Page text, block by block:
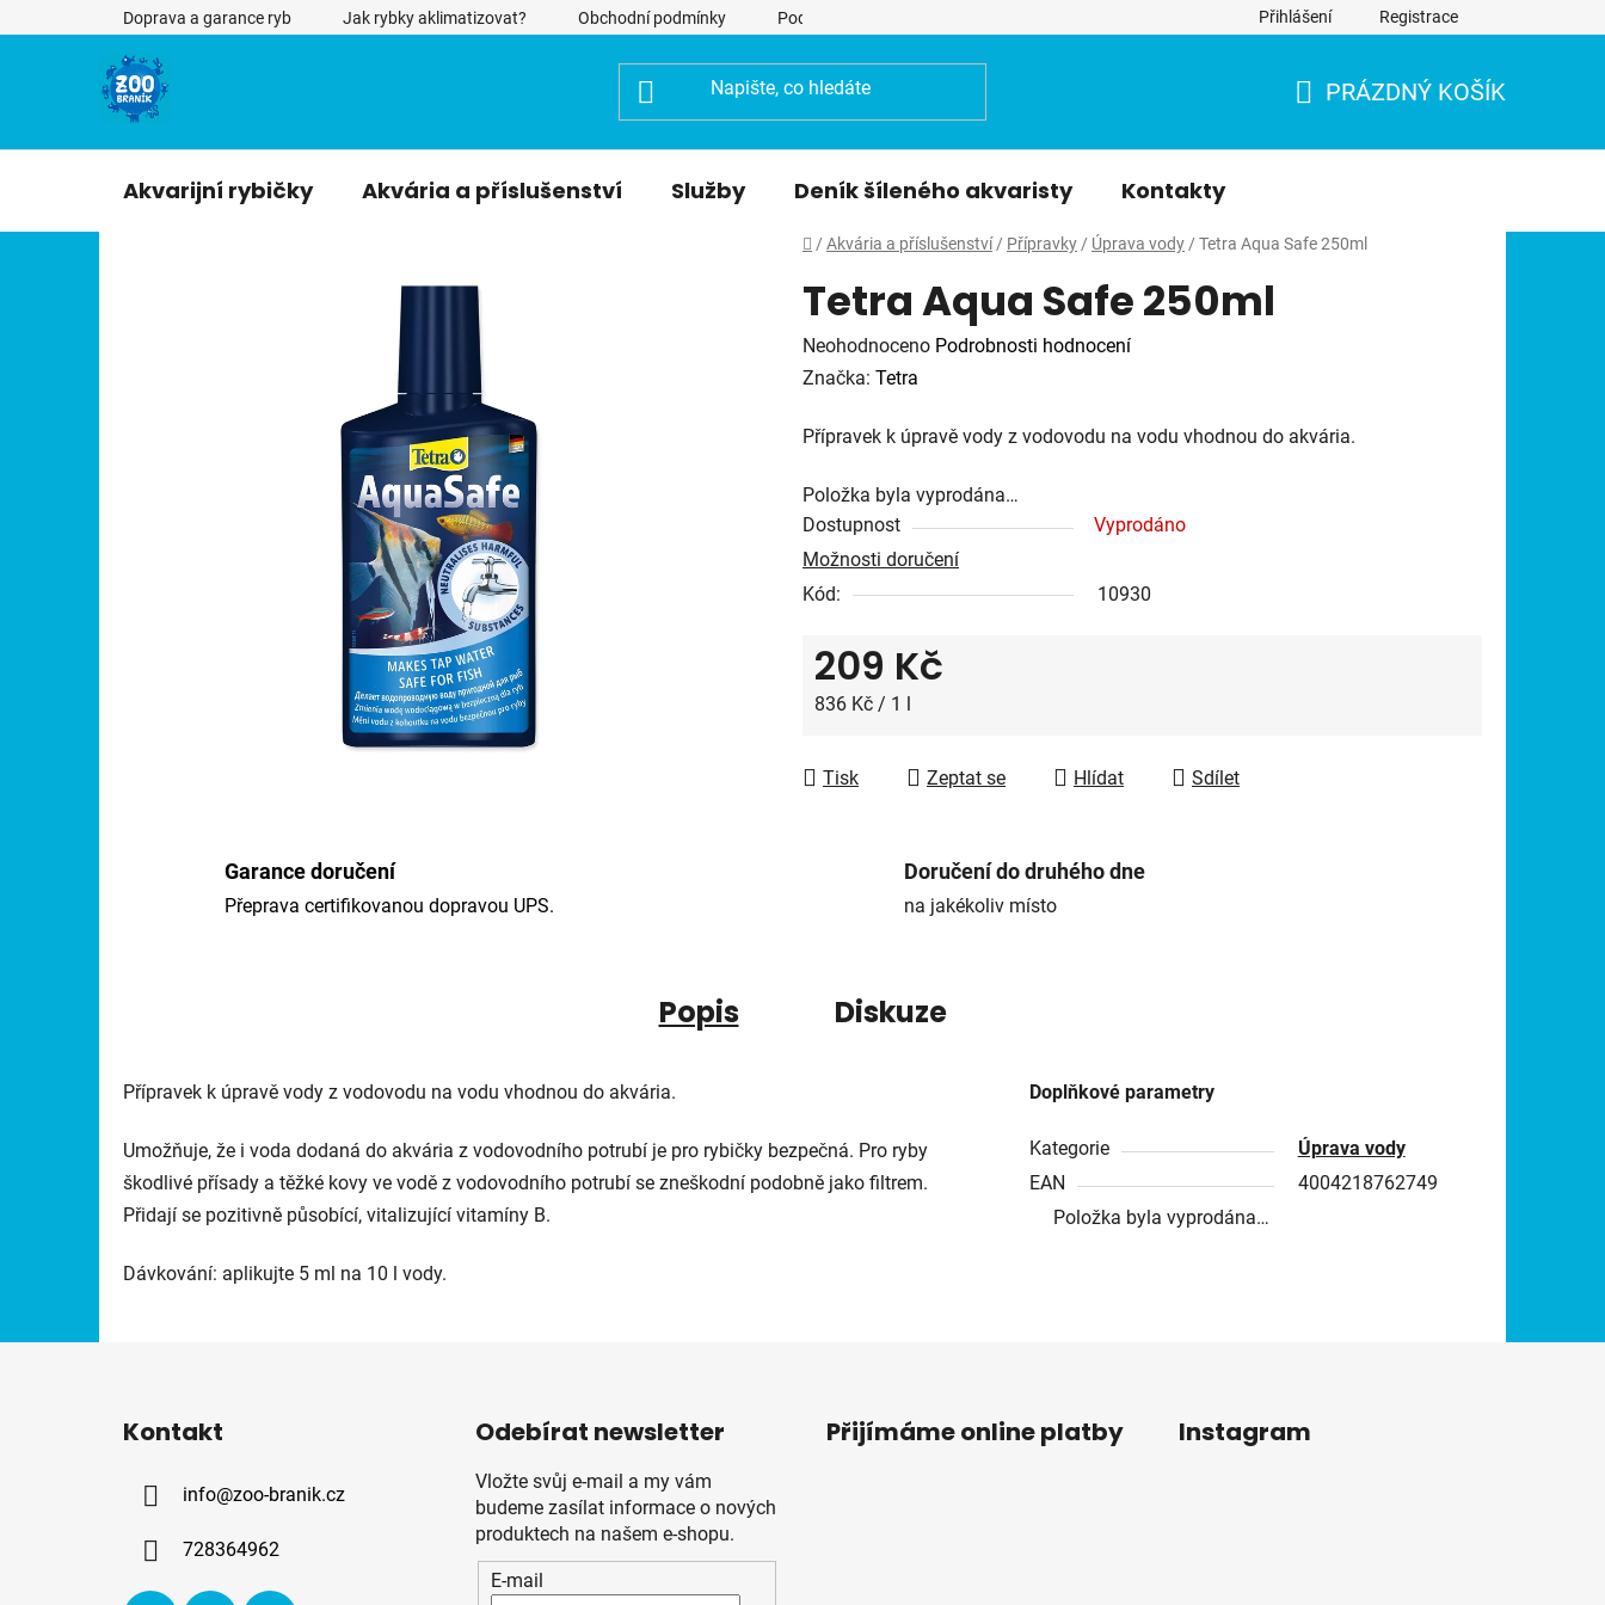
na
Doprava a garance ryb Jak rybky aklimatizovat? Obchodní podmínky Podmínky ochrany osobních údajů Přihlášení Registrace
PRÁZDNÝ KOŠÍK
Akvarijní rybičky Akvária a příslušenství Služby Deník šíleného akvaristy Kontakty
Domů
/ Akvária a příslušenství / Přípravky / Úprava vody / Tetra Aqua Safe 250ml
Tetra Aqua Safe 250ml
Průměrné
hodnocení
je
z
5
hvězdiček.
Neohodnoceno Podrobnosti hodnocení
Značka: Tetra
Přípravek k úpravě vody z vodovodu na vodu vhodnou do akvária.
Položka byla vyprodána…
Dostupnost
Vyprodáno
Možnosti doručení
Kód:
10930
209 Kč
Měrná cena:
836 Kč / 1 l
Tisk Zeptat se Hlídat Sdílet
Garance doručení
Přeprava certifikovanou dopravou UPS.
Doručení do druhého dne
na jakékoliv místo
Popis Diskuze
Přípravek k úpravě vody z vodovodu na vodu vhodnou do akvária.
Umožňuje, že i voda dodaná do akvária z vodovodního potrubí je pro rybičky bezpečná. Pro ryby
škodlivé přísady a těžké kovy ve vodě z vodovodního potrubí se zneškodní podobně jako filtrem.
Přidají se pozitivně působící, vitalizující vitamíny B.
Dávkování: aplikujte 5 ml na 10 l vody.
Doplňkové parametry
Kategorie
Úprava vody
EAN
4004218762749
Položka byla vyprodána…
Kontakt
info@zoo-branik.cz
728364962
Odebírat newsletter
Vložte svůj e-mail a my vám
budeme zasílat informace o nových
produktech na našem e-shopu.
E-mail
Přijímáme online platby Instagram